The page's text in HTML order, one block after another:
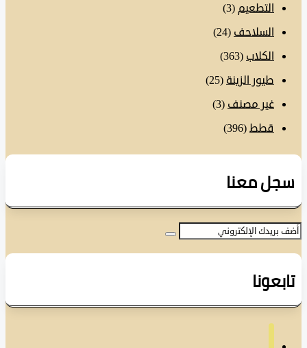
التطعيم(3)
السلاحف(24)
الكلاب(363)
طيور الزينة (25)
غير مصنف(3)
قطط
(396)
معنا